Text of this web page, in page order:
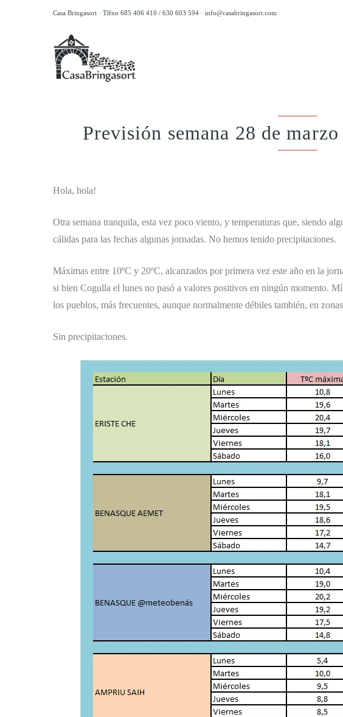
Casa Bringasort · Tlfno 685 406 410 / 630 603 594 · info@casabringasort.com
Previsión semana 28 de
Hola, hola!
Otra semana tranquila, esta vez poco viento, y temperaturas que, siendo
cálidas para las fechas algunas jornadas. No hemos tenido precipitaciones.
Máximas entre 10ºC y 20ºC, alcanzados por primera vez este año en la
si bien Cogulla el lunes no pasó a valores positivos en ningún momento.
los pueblos, más frecuentes, aunque normalmente débiles también, en
Sin precipitaciones.